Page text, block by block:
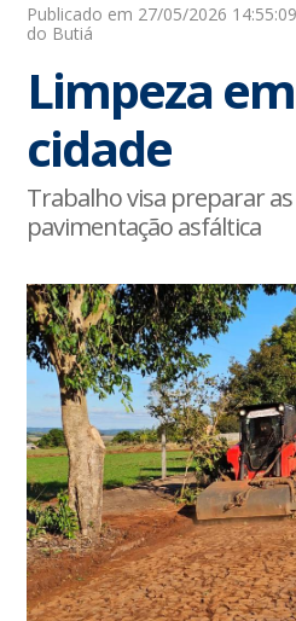
Publicado em 27/05/2026
do Butiá
Limpeza
cidade
Trabalho visa preparar
pavimentação asfáltica